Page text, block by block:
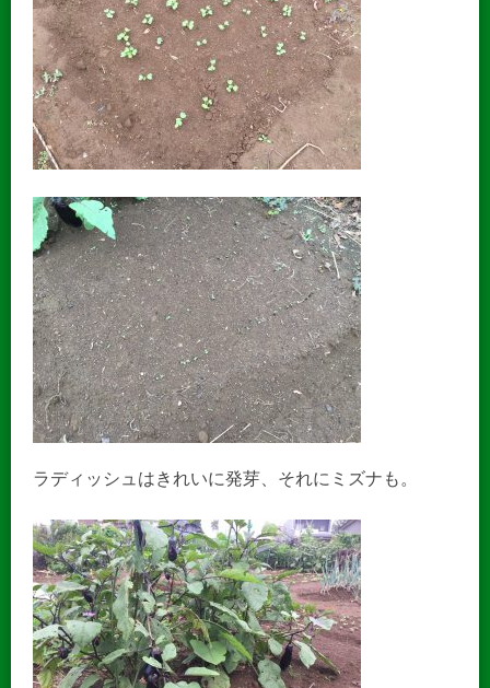
ラディッシュはきれいに発芽、それにミズナも。